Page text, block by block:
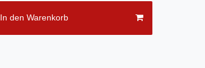
In den Warenkorb